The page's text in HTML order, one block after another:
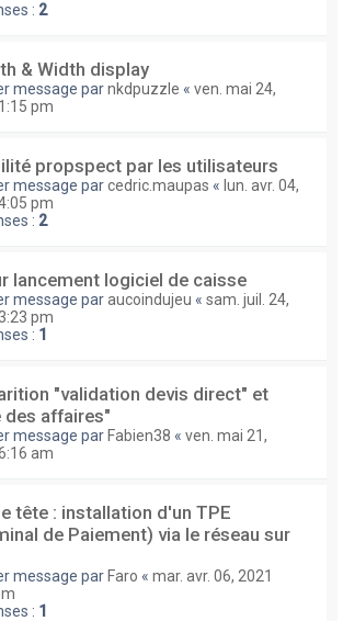
: 2
& Width display
message parnkdpuzzle « ven. mai 24,
pm
propspect par les utilisateurs
message parcedric.maupas « lun. avr. 04,
pm
: 2
lancement logiciel de caisse
message paraucoindujeu « sam. juil. 24,
pm
: 1
"validation devis direct" et
des affaires"
message parFabien38 « ven. mai 21,
am
tête : installation d'un TPE
de Paiement) via le réseau sur
message parFaro « mar. avr. 06, 2021
: 1